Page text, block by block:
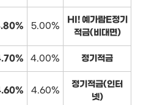
5.00%
HI! 예가람E정기
적금(비대면)
4.00% 정기적금
4.60%
정기적금(인터
넷)